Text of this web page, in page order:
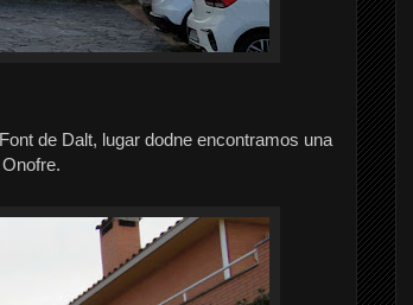
de Dalt, lugar dodne encontramos una